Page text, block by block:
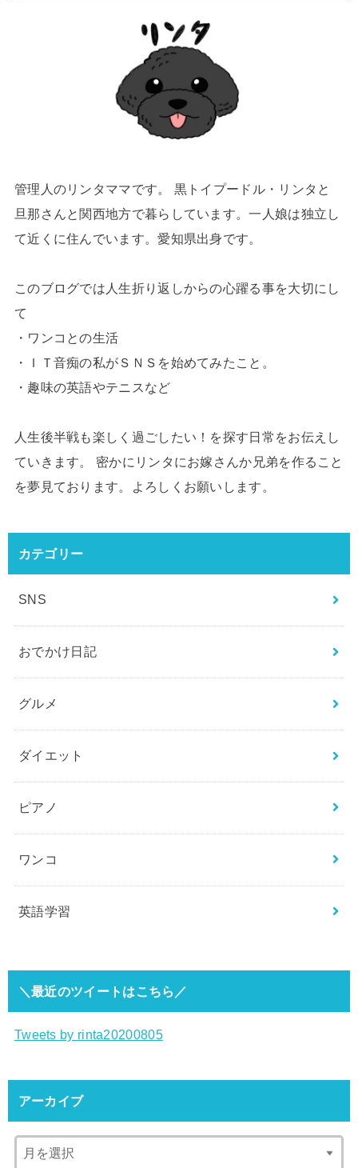
管理人のリンタママです。 黒トイプードル・リンタと
旦那さんと関西地方で暮らしています。一人娘は独立し
て近くに住んでいます。愛知県出身です。
このブログでは人生折り返しからの心躍る事を大切にし
て
・ワンコとの生活
・ＩＴ音痴の私がＳＮＳを始めてみたこと。
・趣味の英語やテニスなど
人生後半戦も楽しく過ごしたい！を探す日常をお伝えし
ていきます。 密かにリンタにお嫁さんか兄弟を作ること
を夢見ております。よろしくお願いします。
カテゴリー
SNS
おでかけ日記
グルメ
ダイエット
ピアノ
ワンコ
英語学習
＼最近のツイートはこちら／
Tweets by rinta20200805
アーカイブ